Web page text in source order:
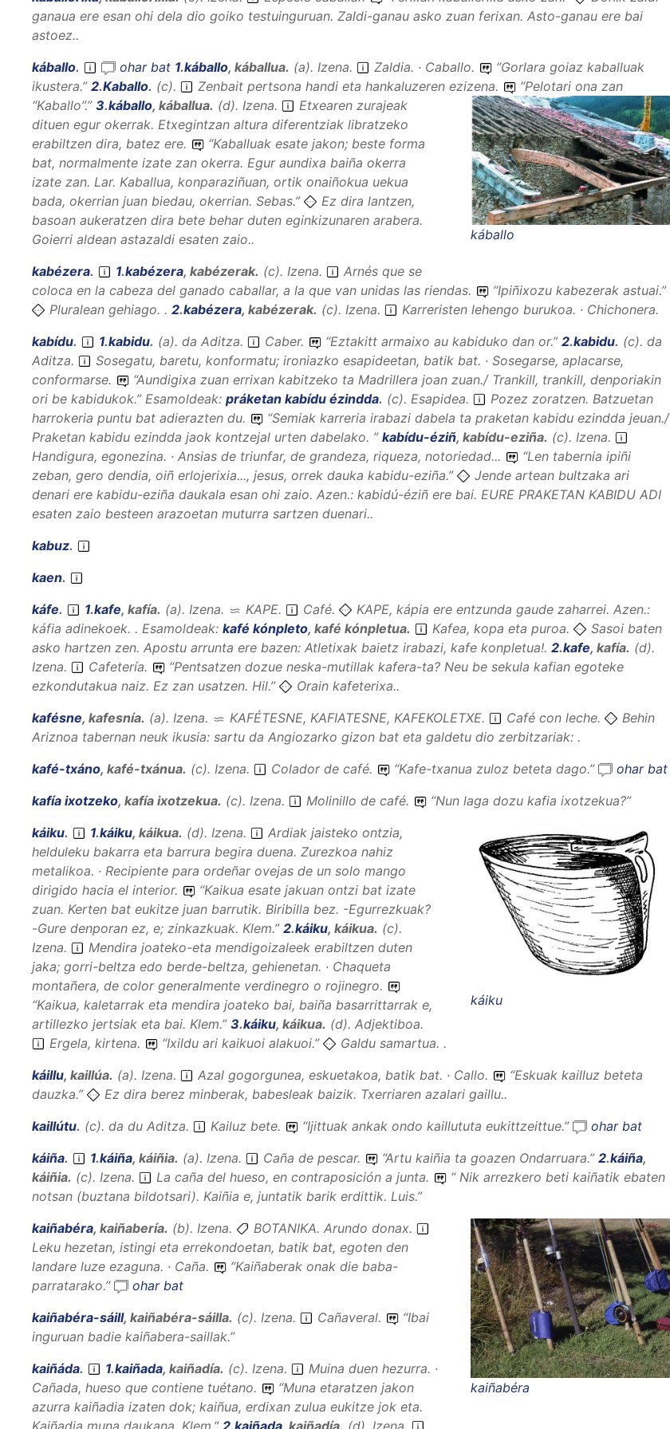
ganaua ere esan ohi dela dio goiko testuinguruan. Zaldi-ganau asko zuan ferixan. Asto-ganau ere bai
astoez..
káballo. ohar bat 1.káballo, káballua. (a). Izena. Zaldia. · Caballo. “Gorlara goiaz kaballuak
ikustera.” 2.Kaballo. (c). Zenbait pertsona handi eta hankaluzeren ezizena. “Pelotari ona zan
“Kaballo”.”
káballo
3.káballo, káballua. (d). Izena.
Etxearen zurajeak
dituen egur okerrak. Etxegintzan altura diferentziak libratzeko
erabiltzen dira, batez ere.
“Kaballuak esate jakon; beste forma
bat, normalmente izate zan okerra. Egur aundixa baiña okerra
izate zan. Lar. Kaballua, konparaziñuan, ortik onaiñokua uekua
bada, okerrian juan biedau, okerrian. Sebas.”
Ez dira lantzen,
basoan aukeratzen dira bete behar duten eginkizunaren arabera.
Goierri aldean astazaldi esaten zaio..
kabézera. 1.kabézera, kabézerak. (c). Izena.
Arnés que se
coloca en la cabeza del ganado caballar, a la que van unidas las riendas.
“Ipiñixozu kabezerak astuai.”
Pluralean gehiago. . 2.kabézera, kabézerak. (c). Izena.
Karreristen lehengo burukoa. · Chichonera.
kabídu. 1.kabidu. (a). da Aditza. Caber. “Eztakitt armaixo au kabiduko dan or.” 2.kabidu. (c). da
Aditza.
Sosegatu, baretu, konformatu; ironiazko esapideetan, batik bat. · Sosegarse, aplacarse,
conformarse.
“Aundigixa zuan errixan kabitzeko ta Madrillera joan zuan./ Trankill, trankill, denporiakin
ori be kabidukok.” Esamoldeak: práketan kabídu ézindda. (c). Esapidea.
Pozez zoratzen. Batzuetan
harrokeria puntu bat adierazten du.
“Semiak karreria irabazi dabela ta praketan kabidu ezindda jeuan./
Praketan kabidu ezindda jaok kontzejal urten dabelako. ” kabídu-éziñ, kabídu-eziña. (c). Izena.
Handigura, egonezina. · Ansias de triunfar, de grandeza, riqueza, notoriedad...
“Len tabernia ipiñi
zeban, gero dendia, oiñ erlojerixia..., jesus, orrek dauka kabidu-eziña.”
Jende artean bultzaka ari
denari ere kabidu-eziña daukala esan ohi zaio. Azen.: kabidú-éziñ ere bai. EURE PRAKETAN KABIDU ADI
esaten zaio besteen arazoetan muturra sartzen duenari..
kabuz.
kaen.
káfe. 1.kafe, kafía. (a). Izena. KAPE. Café.
KAPE, kápia ere entzunda gaude zaharrei. Azen.:
káfia adinekoek. . Esamoldeak: kafé kónpleto, kafé kónpletua. Kafea, kopa eta puroa.
Sasoi baten
asko hartzen zen. Apostu arrunta ere bazen: Atletixak baietz irabazi, kafe konpletua!. 2.kafe, kafía. (d).
Izena. Cafetería. “Pentsatzen dozue neska-mutillak kafera-ta? Neu be sekula kafian egoteke
ezkondutakua naiz. Ez zan usatzen. Hil.”
Orain kafeterixa..
kafésne, kafesnía. (a). Izena. KAFÉTESNE, KAFIATESNE, KAFEKOLETXE. Café con leche.
Behin
Ariznoa tabernan neuk ikusia: sartu da Angiozarko gizon bat eta galdetu dio zerbitzariak: .
kafé-txáno, kafé-txánua. (c). Izena. Colador de café. “Kafe-txanua zuloz beteta dago.”
ohar bat
kafía ixotzeko, kafía ixotzekua. (c). Izena. Molinillo de café. “Nun laga dozu kafia ixotzekua?”
káiku.
káiku
1.káiku, káikua. (d). Izena.
Ardiak jaisteko ontzia,
helduleku bakarra eta barrura begira duena. Zurezkoa nahiz
metalikoa. · Recipiente para ordeñar ovejas de un solo mango
dirigido hacia el interior.
“Kaikua esate jakuan ontzi bat izate
zuan. Kerten bat eukitze juan barrutik. Biribilla bez. -Egurrezkuak?
-Gure denporan ez, e; zinkazkuak. Klem.” 2.káiku, káikua. (c).
Izena.
Mendira joateko-eta mendigoizaleek erabiltzen duten
jaka; gorri-beltza edo berde-beltza, gehienetan. · Chaqueta
montañera, de color generalmente verdinegro o rojinegro.
“Kaikua, kaletarrak eta mendira joateko bai, baiña basarrittarrak e,
artillezko jertsiak eta bai. Klem.” 3.káiku, káikua. (d). Adjektiboa.
Ergela, kirtena.
“Ixildu ari kaikuoi alakuoi.”
Galdu samartua. .
káillu, kaillúa. (a). Izena. Azal gogorgunea, eskuetakoa, batik bat. · Callo. “Eskuak kailluz beteta
dauzka.”
Ez dira berez minberak, babesleak baizik. Txerriaren azalari gaillu..
kaillútu. (c). da du Aditza. Kailuz bete. “Ijittuak ankak ondo kaillututa eukittzeittue.”
ohar bat
káiña. 1.káiña, káiñia. (a). Izena. Caña de pescar. “Artu kaiñia ta goazen Ondarruara.” 2.káiña,
káiñia. (c). Izena. La caña del hueso, en contraposición a junta. “Nik arrezkero beti kaiñatik ebaten
notsan (buztana bildotsari). Kaiñia e, juntatik barik erdittik. Luis.”
kaiñabéra
kaiñabéra, kaiñabería. (b). Izena. BOTANIKA. Arundo donax.
Leku hezetan, istingi eta errekondoetan, batik bat, egoten den
landare luze ezaguna. · Caña.
“Kaiñaberak onak die baba-
parratarako.”
ohar bat
kaiñabéra-sáill, kaiñabéra-sáilla. (c). Izena. Cañaveral. “Ibai
inguruan badie kaiñabera-saillak.”
kaiñáda. 1.kaiñada, kaiñadía. (c). Izena.
Muina duen hezurra. ·
Cañada, hueso que contiene tuétano.
“Muna etaratzen jakon
azurra kaiñadia izaten dok; kaiñua, erdixan zulua eukitze jok eta.
Kaiñadia muna daukana. Klem.” 2.kaiñada, kaiñadía. (d). Izena.